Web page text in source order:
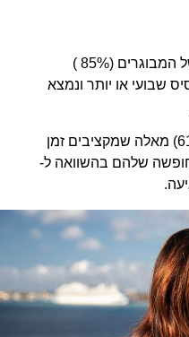
מחויבות להירגע – הרוב המוחץ של המבוגרים (85% )
או יותר ונמצא
כדרך חיים – 3 מתוך 5 (61%) מאלה שמקציבים זמן
שלהם בהשוואה ל-